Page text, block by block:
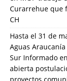
Curarrehue que
CH
Hasta el 31 de
Aguas
Sur Informado en
abierta
proyectos